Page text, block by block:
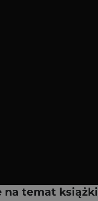
na temat książki